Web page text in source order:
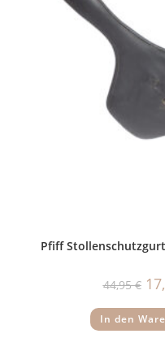
Pfiff
44,95€
In den